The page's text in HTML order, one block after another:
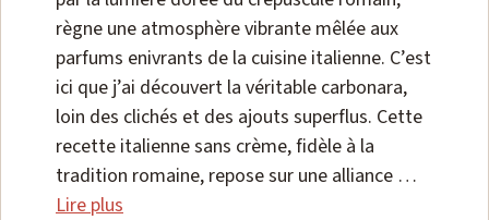
règne une atmosphère vibrante mêlée aux
parfums enivrants de la cuisine italienne. C’est
ici que j’ai découvert la véritable carbonara,
loin des clichés et des ajouts superflus. Cette
recette italienne sans crème, fidèle à la
tradition romaine, repose sur une alliance …
Lire plus